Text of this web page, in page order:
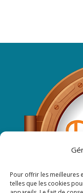
Pour offrir les meilleures
telles que les cookies